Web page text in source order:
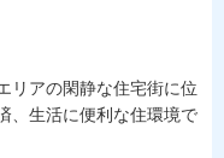
リアの閑静な住宅街に位
、生活に便利な住環境で